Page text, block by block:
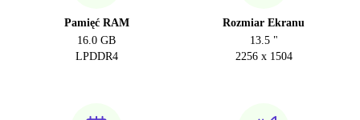
Pamięć RAM
16.0 GB
LPDDR4
Rozmiar Ekranu
13.5 "
2256 x 1504